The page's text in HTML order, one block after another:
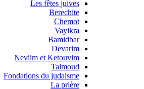
Les fêtes juives
Berechite
Chemot
Vayikra
Bamidbar
Devarim
Neviim et Ketouvim
Talmoud
Fondations du judaisme
La prière